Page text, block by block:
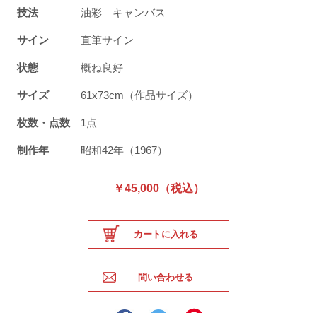
技法 油彩 キャンバス
サイン 直筆サイン
状態 概ね良好
サイズ 61x73cm（作品サイズ）
枚数・点数 1点
制作年 昭和42年（1967）
￥45,000（税込）